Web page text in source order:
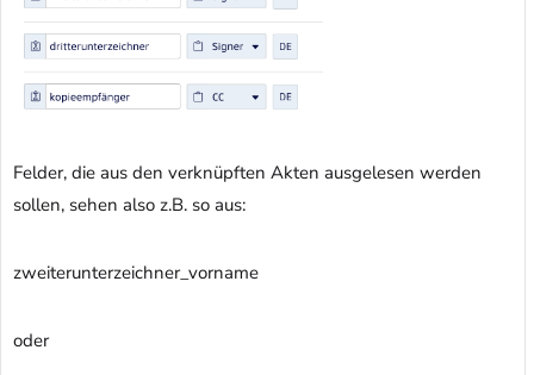
Felder, die aus den verknüpften Akten ausgelesen werden
sollen, sehen also z.B. so aus:
zweiterunterzeichner_vorname
oder